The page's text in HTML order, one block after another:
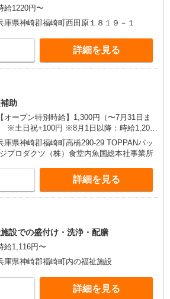
給1220円〜
庫県神崎郡福崎町西田原１８１９－１
詳細を見る
助
【オープン特別時給】1,300円（〜7月31日ま
※土日祝+100円 ※8月1日以降：時給1,200
用期間あり（入社日から2ヶ月経過後の月
）
庫県神崎郡福崎町高橋290-29 TOPPANパッ
プロダクツ（株）食堂内魚国総本社事業所
詳細を見る
設での盛付け・洗浄・配膳
給1,116円〜
庫県神崎郡福崎町内の福祉施設
詳細を見る